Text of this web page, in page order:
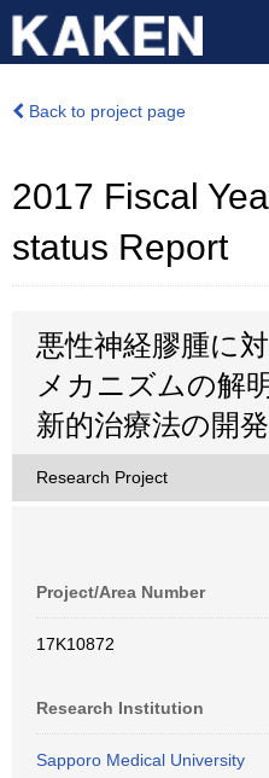
Back to project page
2017 Fiscal
status Report
悪性神経膠腫に
メカニズムの解
新的治療法の開発
Research Project
Project/Area Number
17K10872
Research Institution
Sapporo Medical University